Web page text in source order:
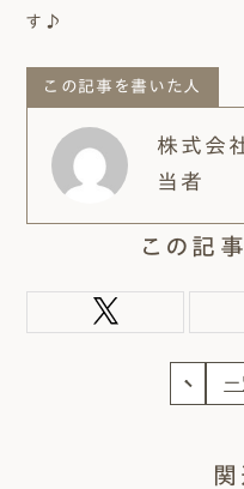
す♪
この記事を書いた人
株式会
当者
この記